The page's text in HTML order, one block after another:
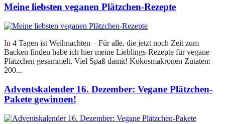
Meine liebsten veganen Plätzchen-Rezepte
In 4 Tagen ist Weihnachten – Für alle, die jetzt noch Zeit zum
Backen finden habe ich hier meine Lieblings-Rezepte für vegane
Plätzchen gesammelt. Viel Spaß damit! Kokosmakronen Zutaten:
200...
Adventskalender 16. Dezember: Vegane Plätzchen-
Pakete gewinnen!